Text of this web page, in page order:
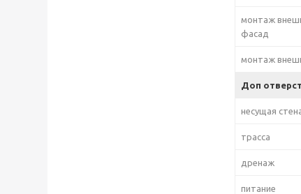
монтаж
фасад
монтаж
Доп
несущая
трасса
дренаж
питание